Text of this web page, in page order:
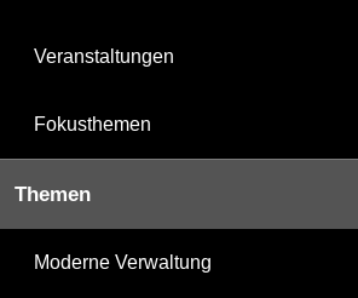
Veranstaltungen
Fokusthemen
Themen
Moderne Verwaltung